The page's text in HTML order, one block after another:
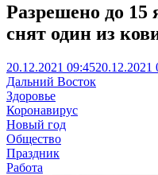
Разрешено до 15
снят один из
20.12.2021 09:4520.12.2021
Дальний Восток
Здоровье
Коронавирус
Новый год
Общество
Праздник
Работа